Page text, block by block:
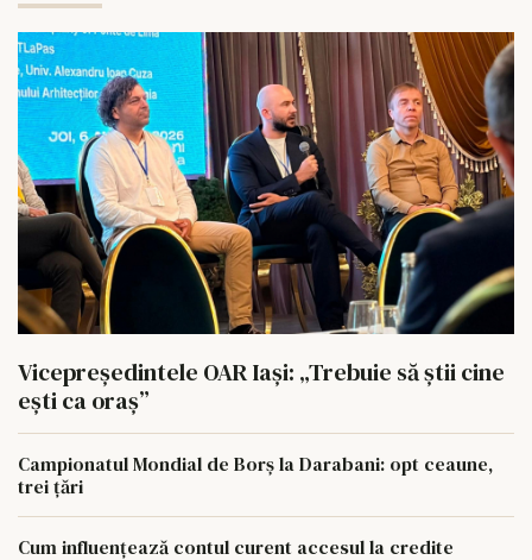
Vicepreședintele OAR Iași: „Trebuie să știi cine
ești ca oraș”
Campionatul Mondial de Borș la Darabani: opt ceaune,
trei țări
Cum influențează contul curent accesul la credite